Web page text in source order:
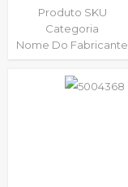
Produto SKU
Categoria
Nome Do Fabricante